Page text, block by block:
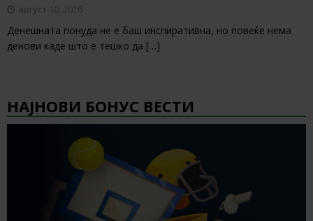
август 10, 2026
Денешната понуда не е баш инспиративна, но повеќе нема
денови каде што е тешко да […]
НАЈНОВИ БОНУС ВЕСТИ